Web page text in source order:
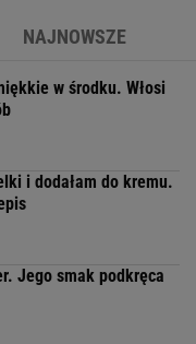
NAJNOWSZE
w środku. Włosi
i dodałam do kremu.
Jego smak podkręca